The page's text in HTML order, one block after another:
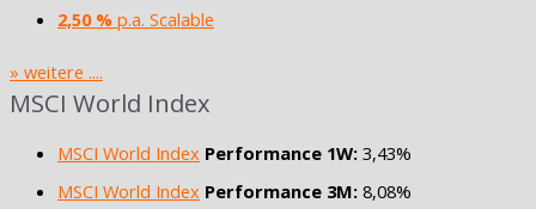
2,50 % p.a. Scalable
» weitere ....
MSCI World Index
MSCI World Index Performance 1W: 3,43%
MSCI World Index Performance 3M: 8,08%